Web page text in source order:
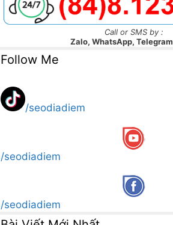
Call or SMS by :
Zalo, WhatsApp,
Follow Me
/seodiadiem
/seodiadiem
/seodiadiem